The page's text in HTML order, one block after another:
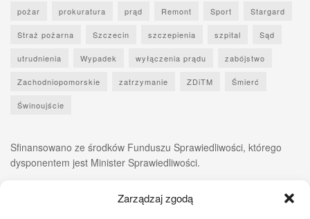
Zarządzaj zgodą
pożar prokuratura prąd Remont Sport Stargard
Straż pożarna Szczecin szczepienia szpital Sąd
utrudnienia Wypadek wyłączenia prądu zabójstwo
Zachodniopomorskie zatrzymanie ZDiTM Śmierć
Świnoujście
Sfinansowano ze środków Funduszu Sprawiedliwości, którego
dysponentem jest Minister Sprawiedliwości.